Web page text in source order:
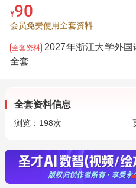
¥90
会员免费使用全套资料
全套资料 2027年浙江大学外
全套
全套资料信息
浏览： 198次